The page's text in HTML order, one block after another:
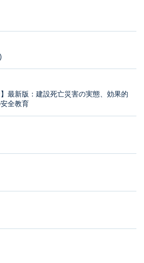
】最新版：建設死亡災害の実態、効果的
全教育